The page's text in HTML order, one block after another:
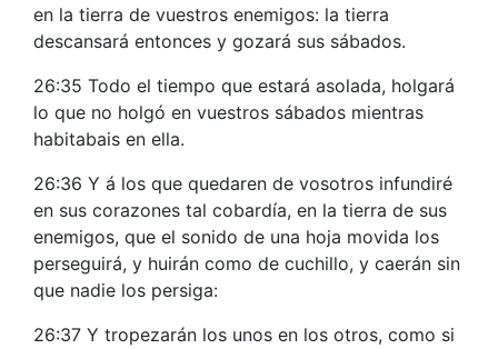
en la tierra de vuestros enemigos: la tierra
descansará entonces y gozará sus sábados.
26:35 Todo el tiempo que estará asolada, holgará
lo que no holgó en vuestros sábados mientras
habitabais en ella.
26:36 Y á los que quedaren de vosotros infundiré
en sus corazones tal cobardía, en la tierra de sus
enemigos, que el sonido de una hoja movida los
perseguirá, y huirán como de cuchillo, y caerán sin
que nadie los persiga:
26:37 Y tropezarán los unos en los otros, como si